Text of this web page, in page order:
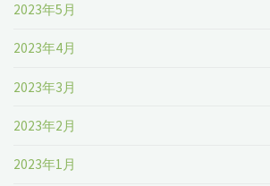
2023年5月
2023年4月
2023年3月
2023年2月
2023年1月